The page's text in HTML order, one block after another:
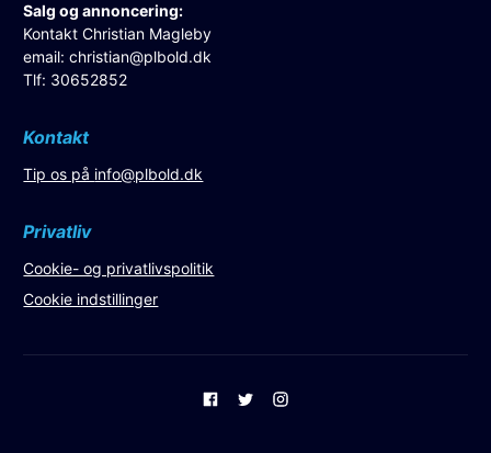
Salg og annoncering:
Kontakt Christian Magleby
email:christian@plbold.dk
Tlf: 30652852
Kontakt
Tip os på info@plbold.dk
Privatliv
Cookie- og privatlivspolitik
Cookie indstillinger